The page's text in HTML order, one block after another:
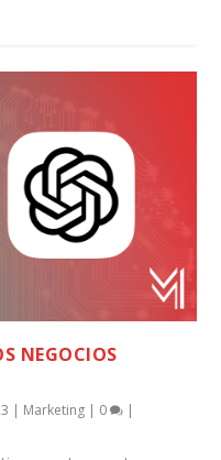
NEGOCIOS
| Marketing | 0 |